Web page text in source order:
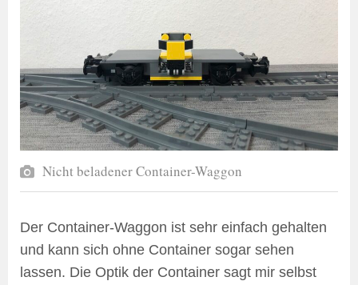
Nicht beladener Container-Waggon
Der Container-Waggon ist sehr einfach gehalten
und kann sich ohne Container sogar sehen
lassen. Die Optik der Container sagt mir selbst